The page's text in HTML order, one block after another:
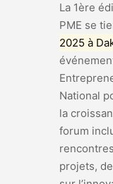
La 1ère
PME se
2025 à
National
la
forum
projets,